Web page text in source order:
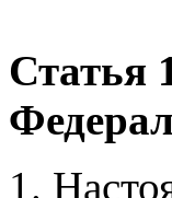
Статья
1.